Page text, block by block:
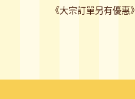
《大宗訂單另有優惠》